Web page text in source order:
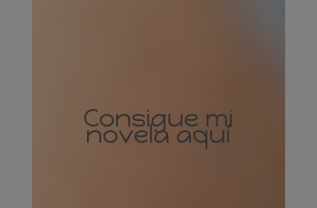
Consigue mi
novela aquí